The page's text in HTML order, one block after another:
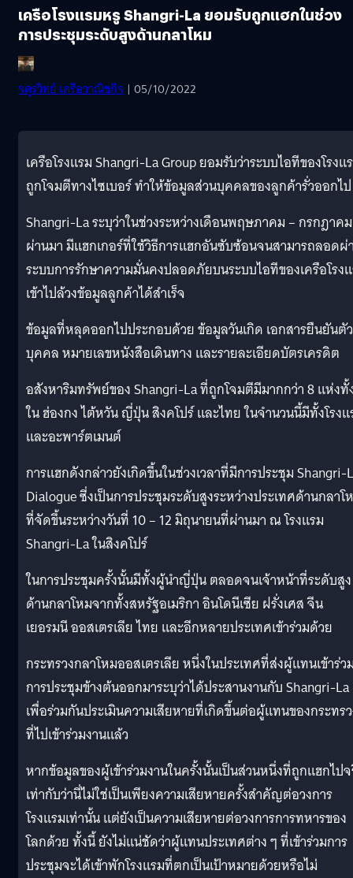
เครือโรงแรมหรู Shangri-La ยอมรับถูกแฮกในช่วง
การประชุมระดับสูงด้านกลาโหม
จตุรวิทย์ เครือวาณิชกิจ | 05/10/2022
เครือโรงแรม Shangri-La Group ยอมรับว่าระบบไอทีของโรงแ
ถูกโจมตีทางไซเบอร์ ทำให้ข้อมูลส่วนบุคคลของลูกค้ารั่วออกไป
Shangri-La ระบุว่าในช่วงระหว่างเดือนพฤษภาคม – กรกฎาค
ผ่านมา มีแฮกเกอร์ที่ใช้วิธีการแฮกอันซับซ้อนจนสามารถลอดผ่
ระบบการรักษาความมั่นคงปลอดภัยบนระบบไอทีของเครือโรง
เข้าไปล้วงข้อมูลลูกค้าได้สำเร็จ
ข้อมูลที่หลุดออกไปประกอบด้วย ข้อมูลวันเกิด เอกสารยืนยันตัว
บุคคล หมายเลขหนังสือเดินทาง และรายละเอียดบัตรเครดิต
อสังหาริมทรัพย์ของ Shangri-La ที่ถูกโจมตีมีมากกว่า 8 แห่งทั้
ใน ฮ่องกง ไต้หวัน ญี่ปุ่น สิงคโปร์ และไทย ในจำนวนนี้มีทั้งโรง
และอะพาร์ตเมนต์
การแฮกดังกล่าวยังเกิดขึ้นในช่วงเวลาที่มีการประชุม Shangri-
Dialogue ซี่งเป็นการประชุมระดับสูงระหว่างประเทศด้านกลาโ
ที่จัดขึ้นระหว่างวันที่ 10 – 12 มิถุนายนที่ผ่านมา ณ โรงแรม
Shangri-La ในสิงคโปร์
ในการประชุมครั้งนั้นมีทั้งผู้นำญี่ปุ่น ตลอดจนเจ้าหน้าที่ระดับสูง
ด้านกลาโหมจากทั้งสหรัฐอเมริกา อินโดนีเซีย ฝรั่งเศส จีน
เยอรมนี ออสเตรเลีย ไทย และอีกหลายประเทศเข้าร่วมด้วย
กระทรวงกลาโหมออสเตรเลีย หนึ่งในประเทศที่ส่งผู้แทนเข้าร่ว
การประชุมข้างต้นออกมาระบุว่าได้ประสานงานกับ Shangri-La
เพื่อร่วมกันประเมินความเสียหายที่เกิดขึ้นต่อผู้แทนของกระทร
ที่ไปเข้าร่วมงานแล้ว
หากข้อมูลของผู้เข้าร่วมงานในครั้งนั้นเป็นส่วนหนึ่งที่ถูกแฮกไป
เท่ากับว่านี่ไม่ใช่เป็นเพียงความเสียหายครั้งสำคัญต่อวงการ
โรงแรมเท่านั้น แต่ยังเป็นความเสียหายต่อวงการการทหารของ
โลกด้วย ทั้งนี้ ยังไม่แน่ชัดว่าผู้แทนประเทศต่าง ๆ ที่เข้าร่วมการ
ประชุมจะได้เข้าพักโรงแรมที่ตกเป็นเป้าหมายด้วยหรือไม่